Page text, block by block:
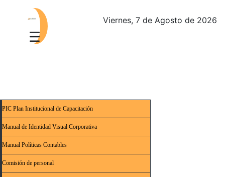
Viernes, 7 de Agosto de 2026
PIC Plan Institucional de Capacitación
Manual de Identidad Visual Corporativa
Manual Políticas Contables
Comisión de personal